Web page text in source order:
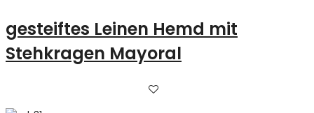
gesteiftes Leinen Hemd mit
Stehkragen Mayoral